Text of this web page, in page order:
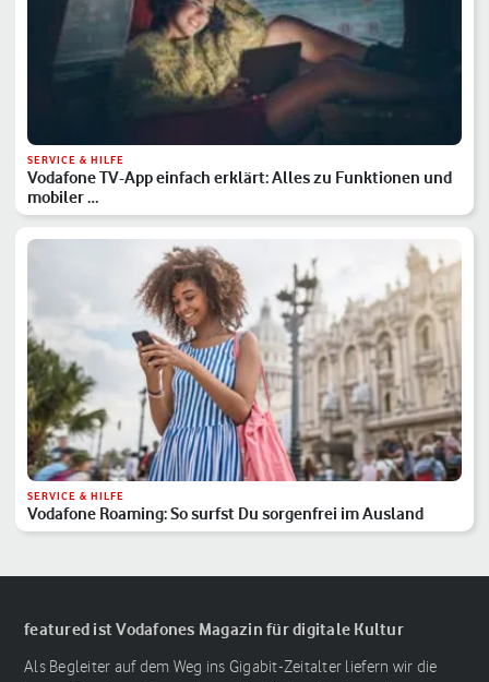
SERVICE & HILFE
Vodafone TV-App einfach erklärt: Alles zu Funktionen und
mobiler …
SERVICE & HILFE
Vodafone Roaming: So surfst Du sorgenfrei im Ausland
featured ist Vodafones Magazin für digitale Kultur
Als Begleiter auf dem Weg ins Gigabit-Zeitalter liefern wir die